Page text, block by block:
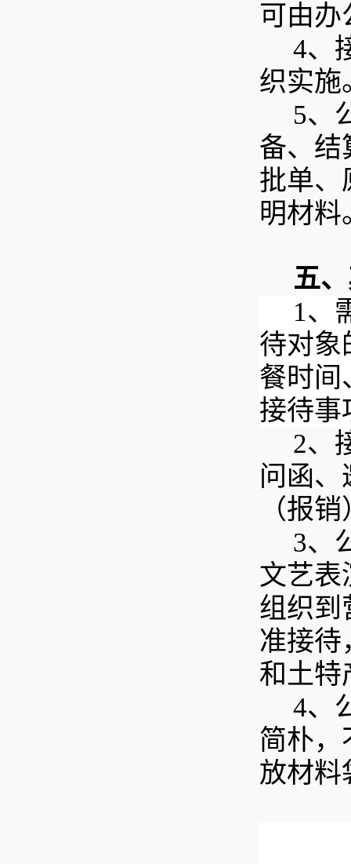
可由办
4、
织实施
5、
备、结
批单、
明材料
五
1、
待对象
餐时间
接待事
2、
问函
（报
3、
文艺表
组织到
准接待
和土特
4、
简朴，
放材料